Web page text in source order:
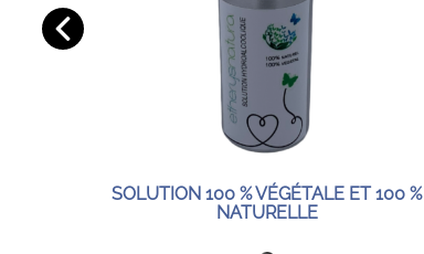
SOLUTION 100 % VÉGÉTALE ET 100 %
NATURELLE